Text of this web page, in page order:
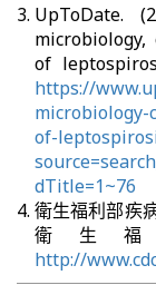
UpToDate.
of
https://
of-
dTitle=1~76
衛生福利部疾
衛生
http://